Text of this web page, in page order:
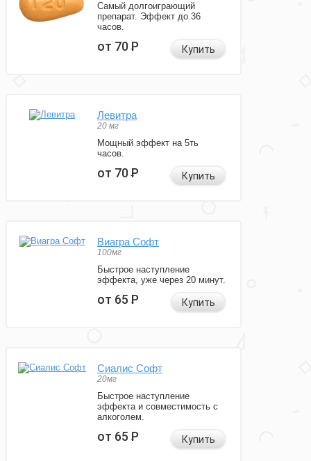
Самый долгоиграющий
препарат. Эффект до 36
часов.
от 70Р Купить
Левитра
20 мг
Мощный эффект на 5ть
часов.
от 70Р Купить
Виагра Софт
100мг
Быстрое наступление
эффекта, уже через 20 минут.
от 65Р Купить
Сиалис Софт
20мг
Быстрое наступление
эффекта и совместимость с
алкоголем.
от 65Р Купить